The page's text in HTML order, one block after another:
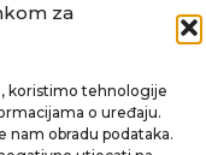
za
koristimo tehnologije
o uređaju.
obradu podataka.